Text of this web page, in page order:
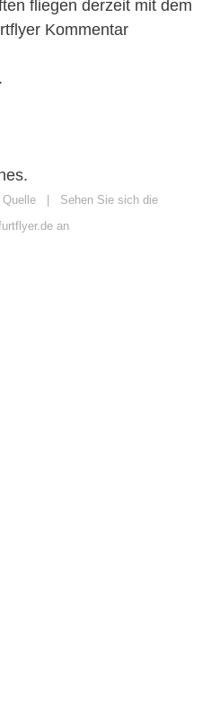
fliegen derzeit mit dem
Kommentar
| Sehen Sie sich die
an